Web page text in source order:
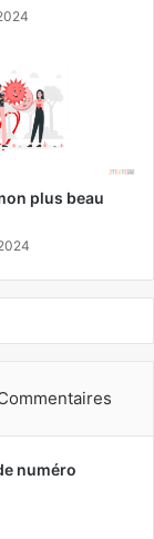
plus beau
numéro